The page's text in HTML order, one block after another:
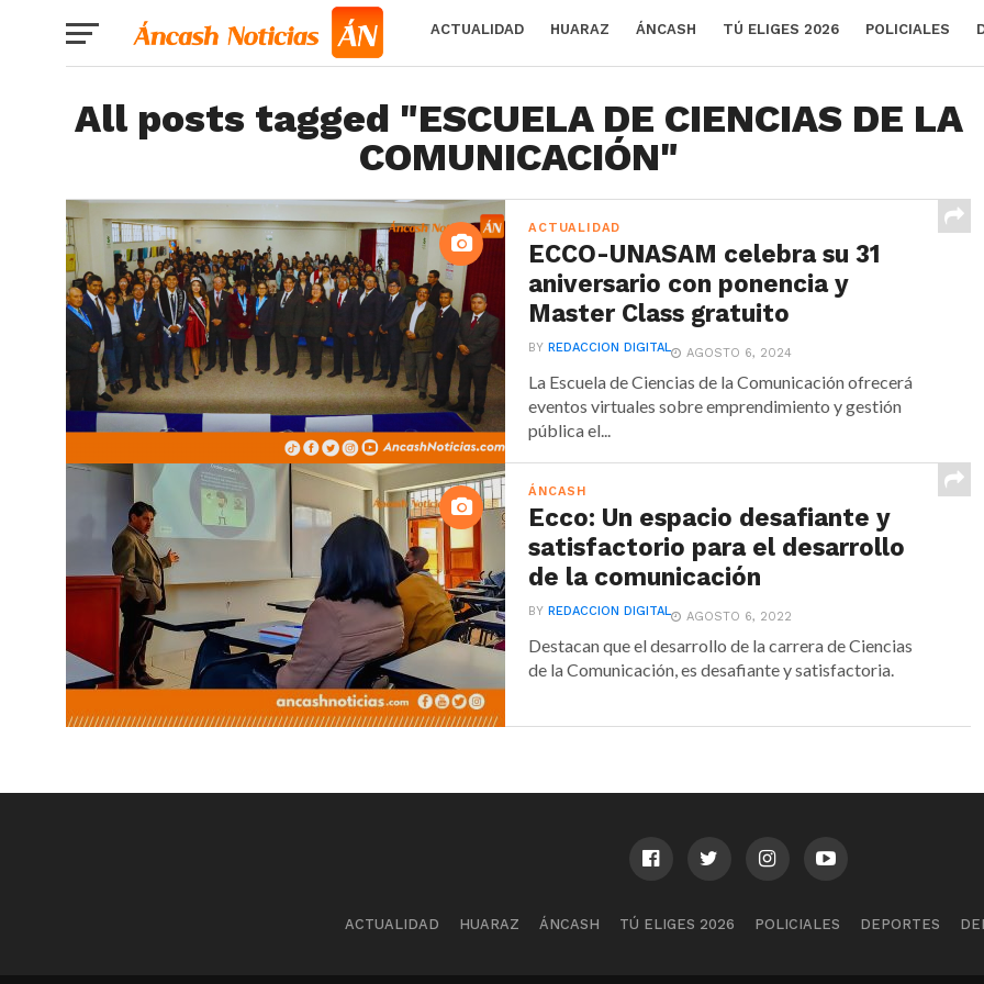
ACTUALIDAD HUARAZ ÁNCASH TÚ ELIGES 2026 POLICIALES
All posts tagged "ESCUELA DE CIENCIAS DE LA
COMUNICACIÓN"
ACTUALIDAD
ECCO-UNASAM celebra su 31
aniversario con ponencia y
Master Class gratuito
BYREDACCION DIGITAL AGOSTO 6, 2024
La Escuela de Ciencias de la Comunicación ofrecerá
eventos virtuales sobre emprendimiento y gestión
pública el...
ÁNCASH
Ecco: Un espacio desafiante y
satisfactorio para el desarrollo
de la comunicación
BYREDACCION DIGITAL AGOSTO 6, 2022
Destacan que el desarrollo de la carrera de Ciencias
de la Comunicación, es desafiante y satisfactoria.
ACTUALIDAD HUARAZ ÁNCASH TÚ ELIGES 2026 POLICIALES DEPORTES